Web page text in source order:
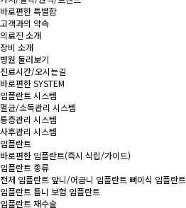
바로편한 특별함
고객과의 약속
의료진 소개
장비 소개
병원 둘러보기
진료시간/오시는길
바로편한 SYSTEM
임플란트 시스템
멸균/소독관리 시스템
통증관리 시스템
사후관리 시스템
임플란트
바로편한 임플란트(즉시 식립/가이드)
임플란트 종류
전체 임플란트 앞니/어금니 임플란트 뼈이식 임플란트
임플란트 틀니 보험 임플란트
임플란트 재수술